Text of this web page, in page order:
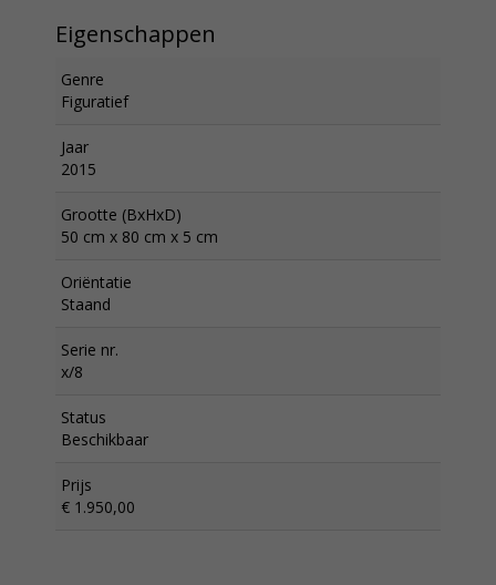
Eigenschappen
Genre
Figuratief
Jaar
2015
Grootte (BxHxD)
50 cm x 80 cm x 5 cm
Oriëntatie
Staand
Serie nr.
x/8
Status
Beschikbaar
Prijs
€ 1.950,00